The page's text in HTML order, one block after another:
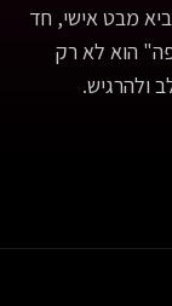
המסע הפנימי עד ליציאה מהארון: חלק 1 (עונה 1, פרק 18):
https://
https://
מבט אישי, חד
הוא לא רק
ולהרגיש.